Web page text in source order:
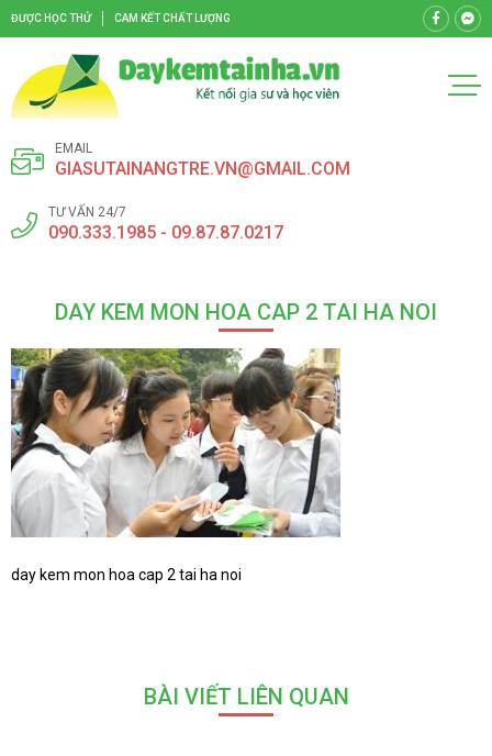
ĐƯỢC HỌC THỬ CAM KẾT CHẤT LƯỢNG
EMAIL
GIASUTAINANGTRE.VN@GMAIL.COM
TƯ VẤN 24/7
090.333.1985 - 09.87.87.0217
DAY KEM MON HOA CAP 2 TAI HA NOI
day kem mon hoa cap 2 tai ha noi
BÀI VIẾT LIÊN QUAN